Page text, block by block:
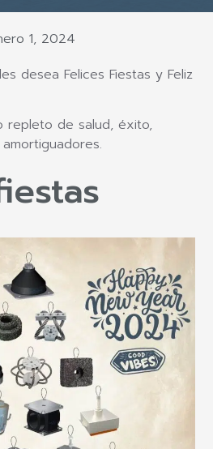
1, 2024
desea Felices Fiestas y Feliz
repleto de salud, éxito,